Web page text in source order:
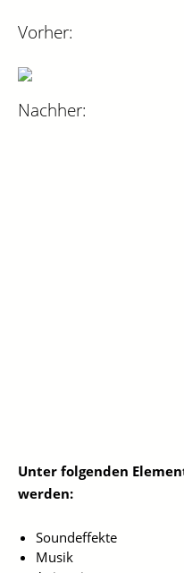
Vorher:
Nachher:
Unter folgenden
werden:
Soundeffekte
Musik